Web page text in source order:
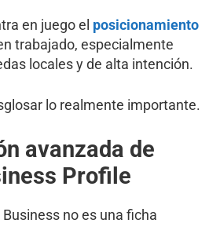
en juego el posicionamiento
trabajado, especialmente
locales y de alta intención.
lo realmente importante.
avanzada de
Profile
no es una ficha